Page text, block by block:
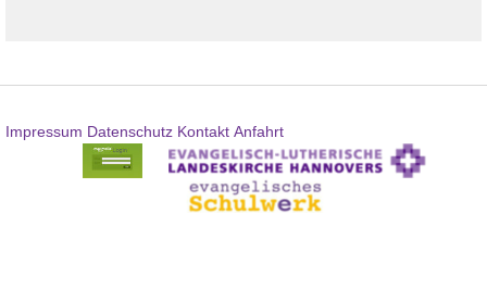
Impressum Datenschutz Kontakt Anfahrt